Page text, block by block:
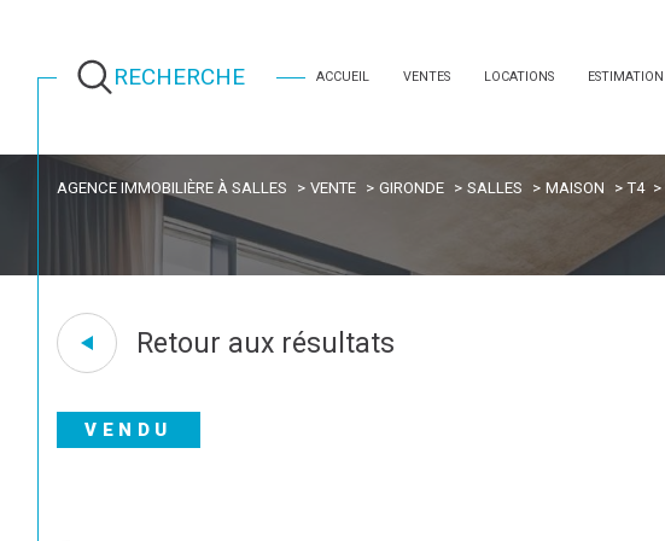
ACCUEIL VENTES LOCATIONS ESTIMATION
RECHERCHE
AGENCE IMMOBILIÈRE À SALLES VENTE GIRONDE SALLES MAISON T4
Retour aux résultats
VENDU